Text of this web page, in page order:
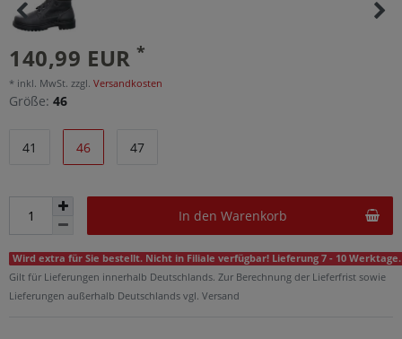
140,99 EUR*
* inkl. MwSt. zzgl. Versandkosten
Größe: 46
41 46 47
In den Warenkorb
Wird extra für Sie bestellt. Nicht in Filiale verfügbar! Lieferung 7 - 10 Werktage.
Gilt für Lieferungen innerhalb Deutschlands. Zur Berechnung der Lieferfrist sowie
Lieferungen außerhalb Deutschlands vgl. Versand